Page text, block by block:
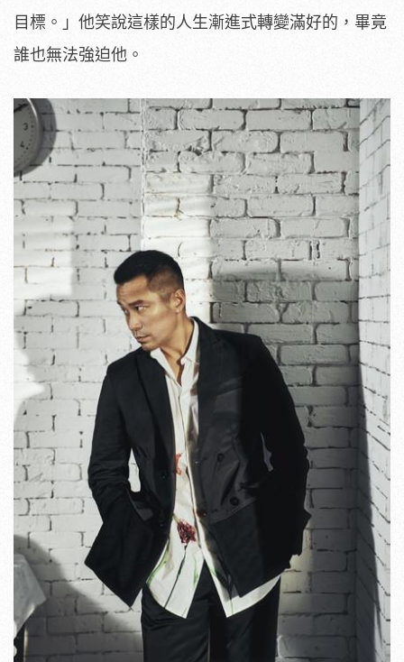
目標。」他笑說這樣的人生漸進式轉變滿好的，畢竟
誰也無法強迫他。